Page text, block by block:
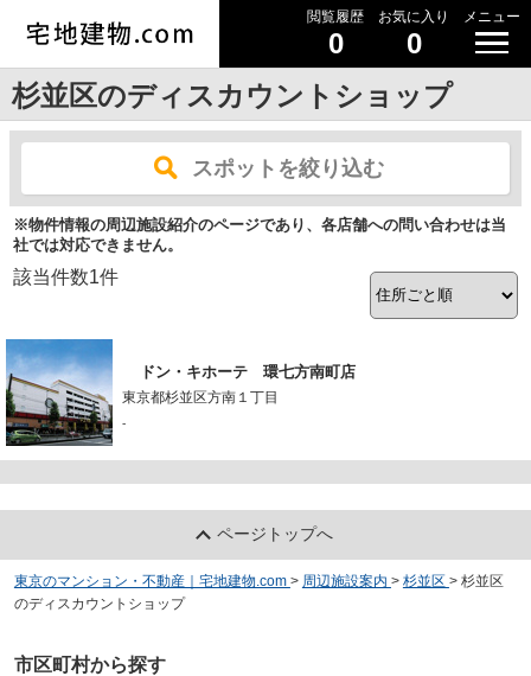
閲覧履歴
0
お気に入り
0
メニュー
杉並区のディスカウントショップ
スポットを絞り込む
※物件情報の周辺施設紹介のページであり、各店舗への問い合わせは当
社では対応できません。
該当件数1件
ドン・キホーテ 環七方南町店
東京都杉並区方南１丁目
-
ページトップへ
東京のマンション・不動産｜宅地建物.com > 周辺施設案内 > 杉並区 > 杉並区
のディスカウントショップ
市区町村から探す